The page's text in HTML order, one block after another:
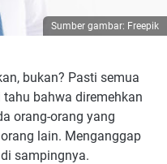
Sumber gambar: Freepik
bukan? Pasti semua
bahwa diremehkan
orang-orang yang
lain. Menganggap
sampingnya.